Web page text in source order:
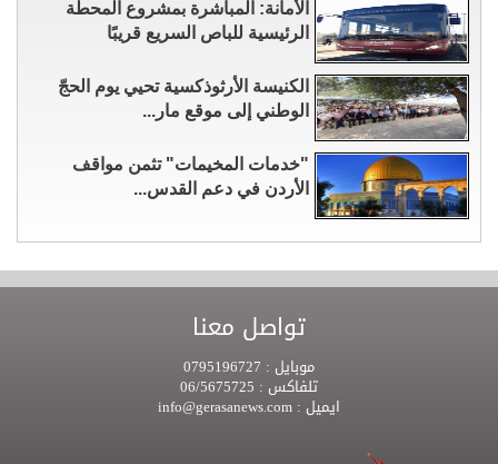
الأمانة: المباشرة بمشروع المحطة
الرئيسية للباص السريع قريبًا
الكنيسة الأرثوذكسية تحيي يوم الحجّ
الوطني إلى موقع مار...
"خدمات المخيمات" تثمن مواقف
الأردن في دعم القدس...
تواصل معنا
موبايل :
تلفاكس :
ايميل :